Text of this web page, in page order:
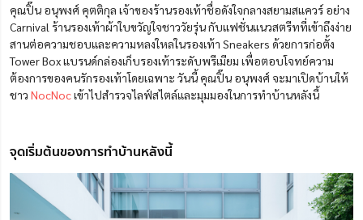
คุณปิ๊น อนุพงศ์ คุตติกุล เจ้าของร้านรองเท้าชื่อดังใจกลางสยามสแควร์ อย่าง
Carnival ร้านรองเท้าผ้าใบขวัญใจชาววัยรุ่น กับแฟชั่นแนวสตรีทที่เข้าถึงง่าย
สานต่อความชอบและความหลงใหลในรองเท้า Sneakers ด้วยการก่อตั้ง
Tower Box แบรนด์กล่องเก็บรองเท้าระดับพรีเมียม เพื่อตอบโจทย์ความ
ต้องการของคนรักรองเท้าโดยเฉพาะ วันนี้ คุณปิ๊น อนุพงศ์ จะมาเปิดบ้านให้
ชาว NocNocเข้าไปสำรวจไลฟ์สไตล์และมุมมองในการทำบ้านหลังนี้
จุดเริ่มต้นของการทำบ้านหลังนี้